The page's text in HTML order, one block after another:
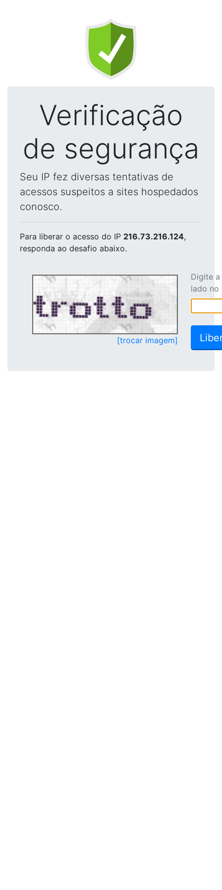
Verificação
de segurança
Seu IP fez diversas tentativas de
acessos suspeitos a sites hospedados
conosco.
Para liberar o acesso do IP 216.73.216.124,
responda ao desafio abaixo.
[trocar imagem]
Digite
lado no